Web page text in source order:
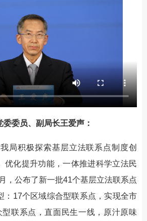
委员、副局长王爱声：
积极探索基层立法联系点制度创
优化提升功能，一体推进科学立法民
，公布了新一批41个基层立法联系点
：17个区域综合型联系点，实现全市
联系点，直面民生一线，原汁原味